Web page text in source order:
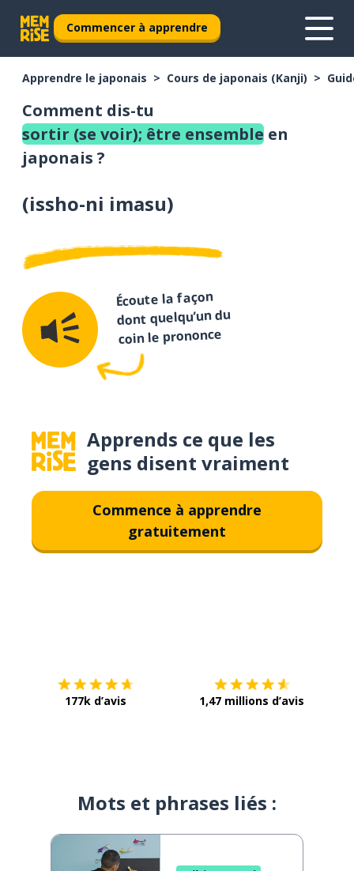
Commencer à apprendre
Apprendre le japonais Cours de japonais (Kanji)
Comment dis-tu
sortir (se voir); être ensemble en
japonais ?
(issho-ni imasu)
Écoute la façon
dont quelqu’un du
coin le prononce
Apprends ce que les
gens disent vraiment
Commence à apprendre
gratuitement
177k d’avis 1,47 millions d’avis
Mots et phrases liés :